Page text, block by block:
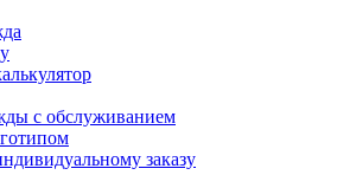
с обслуживанием
заказу